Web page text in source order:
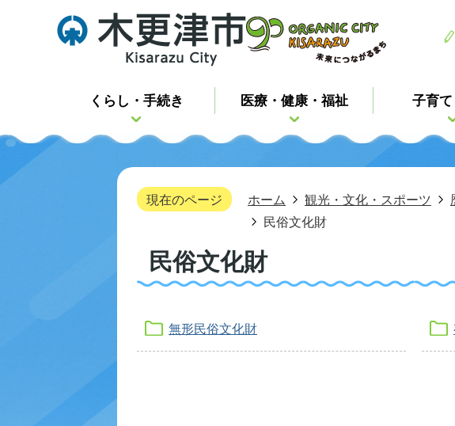
くらし・手続き 医療・健康・福祉 子育
現在のページ ホーム 観光・文化・スポーツ
民俗文化財
民俗文化財
無形民俗文化財